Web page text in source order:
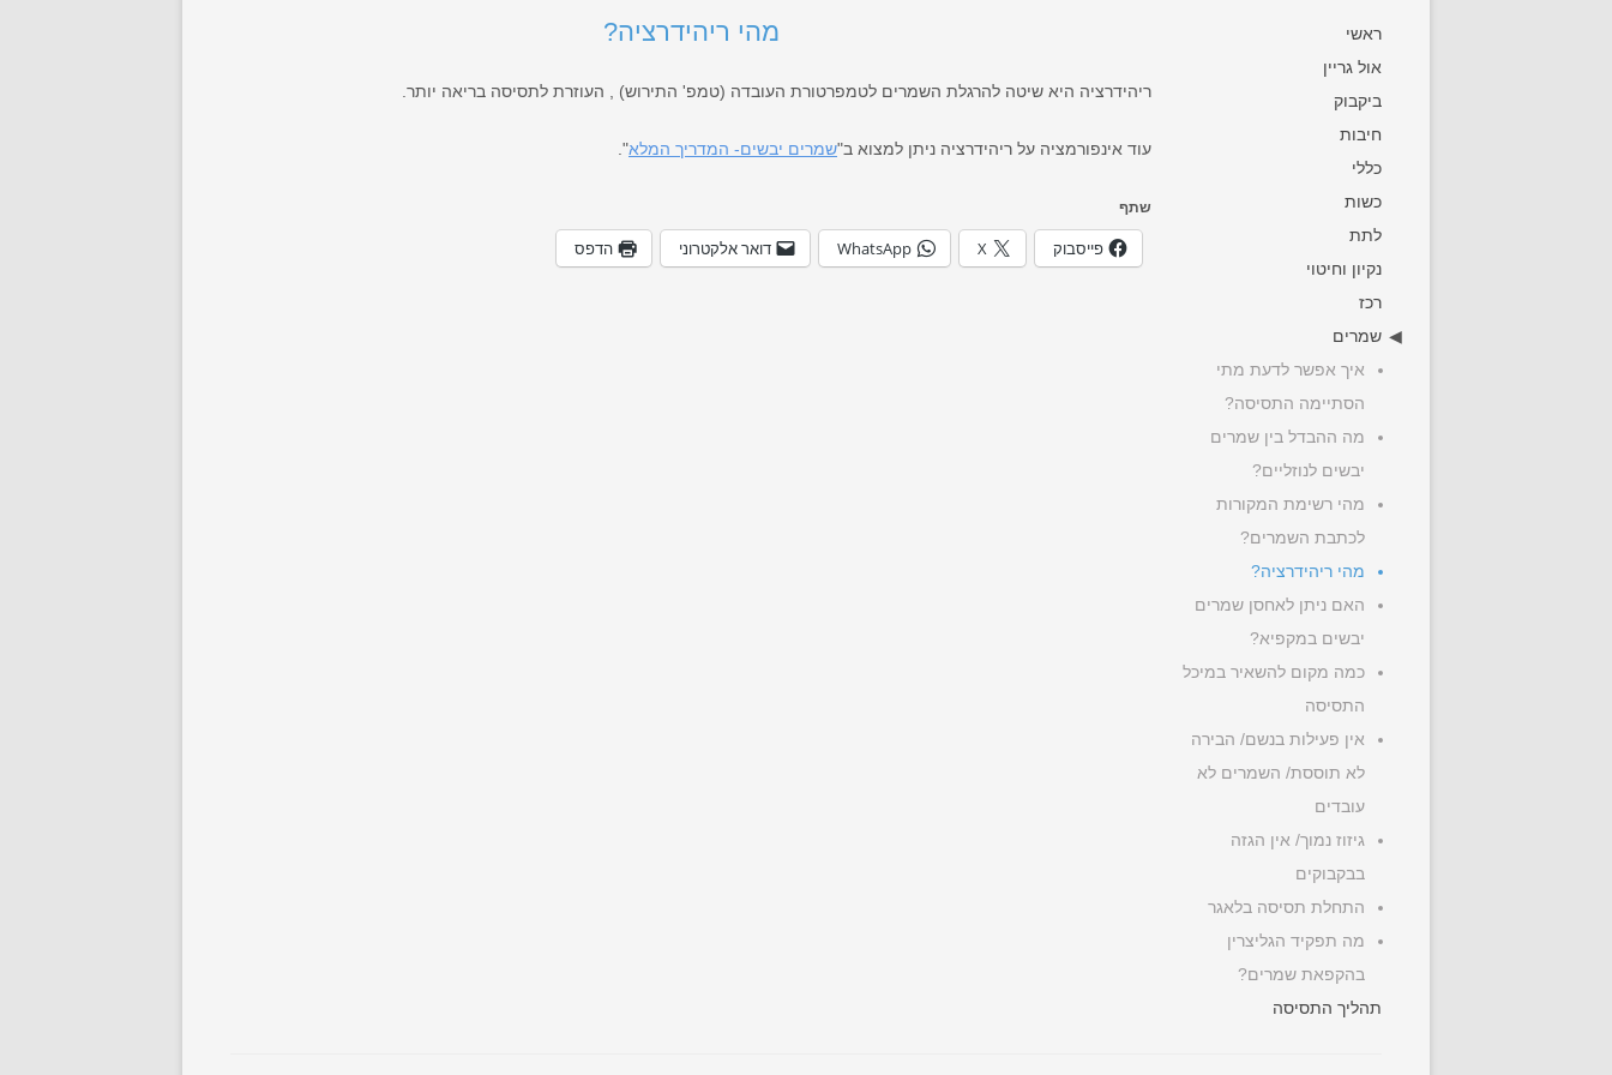
ראשי
אול גריין
ביקבוק
חיבות
כללי
כשות
לתת
נקיון וחיטוי
רכז
שמרים
איך אפשר לדעת מתי
הסתיימה התסיסה?
מה ההבדל בין שמרים
יבשים לנוזליים?
מהי רשימת המקורות
לכתבת השמרים?
מהי ריהידרציה?
האם ניתן לאחסן שמרים
יבשים במקפיא?
כמה מקום להשאיר במיכל
התסיסה
אין פעילות בנשם/ הבירה
לא תוססת/ השמרים לא
עובדים
גיזוז נמוך/ אין הגזה
בבקבוקים
התחלת תסיסה בלאגר
מה תפקיד הגליצרין
בהקפאת שמרים?
תהליך התסיסה
מהי ריהידרציה?
ריהידרציה היא שיטה להרגלת השמרים לטמפרטורת העובדה (טמפ' התירוש) , העוזרת לתסיסה בריאה יותר.
עוד אינפורמציה על ריהידרציה ניתן למצוא ב"שמרים יבשים- המדריך המלא".
שתף
פייסבוק X
WhatsApp דואר אלקטרוני הדפס